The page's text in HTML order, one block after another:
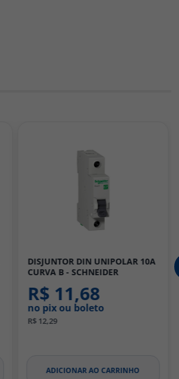
BARRAMENTO PENTE BIFASICO
PARA 12 DISJUNTORES DIN 80A
R$ 42,68
no pix ou boleto
R$ 44,93
ADICIONAR AO CARRINHO